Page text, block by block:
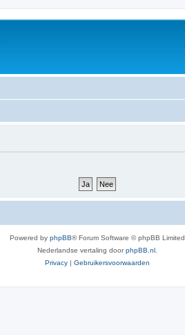
Powered by phpBB® Forum Software © phpBB Limited
Nederlandse vertaling doorphpBB.nl
Privacy | Gebruikersvoorwaarden